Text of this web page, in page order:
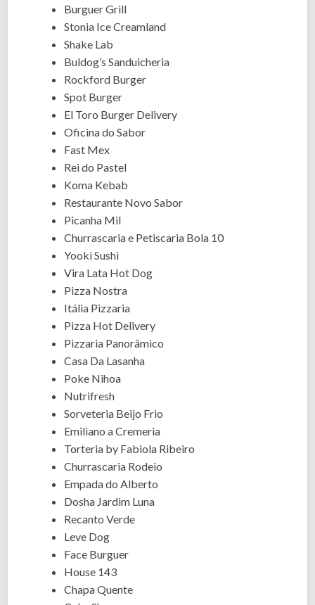
Burguer Grill
Stonia Ice Creamland
Shake Lab
Buldog’s Sanduicheria
Rockford Burger
Spot Burger
El Toro Burger Delivery
Oficina do Sabor
Fast Mex
Rei do Pastel
Koma Kebab
Restaurante Novo Sabor
Picanha Mil
Churrascaria e Petiscaria Bola 10
Yooki Sushi
Vira Lata Hot Dog
Pizza Nostra
Itália Pizzaria
Pizza Hot Delivery
Pizzaria Panorâmico
Casa Da Lasanha
Poke Nihoa
Nutrifresh
Sorveteria Beijo Frio
Emiliano a Cremeria
Torteria by Fabiola Ribeiro
Churrascaria Rodeio
Empada do Alberto
Dosha Jardim Luna
Recanto Verde
Leve Dog
Face Burguer
House 143
Chapa Quente